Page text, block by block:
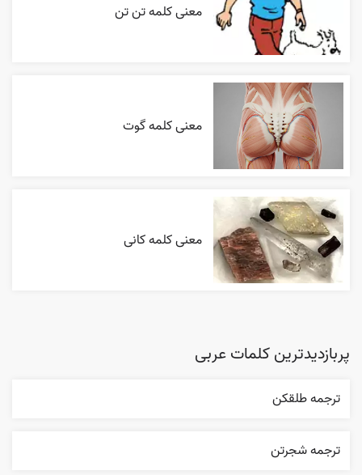
معنی کلمه تن تن
معنی کلمه گوت
معنی کلمه کانی
پربازدیدترین کلمات عربی
ترجمه طلقکن
ترجمه شجرتن